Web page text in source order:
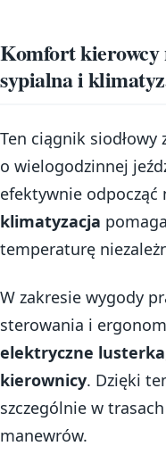
Komfort kierowcy
sypialna i
Ten ciągnik siodłowy
o wielogodzinnej
efektywnie odpocząć
klimatyzacja
temperaturę
W zakresie wygody
sterowania i
elektryczne lusterka
kierownicy. Dzięki
szczególnie w
manewrów.